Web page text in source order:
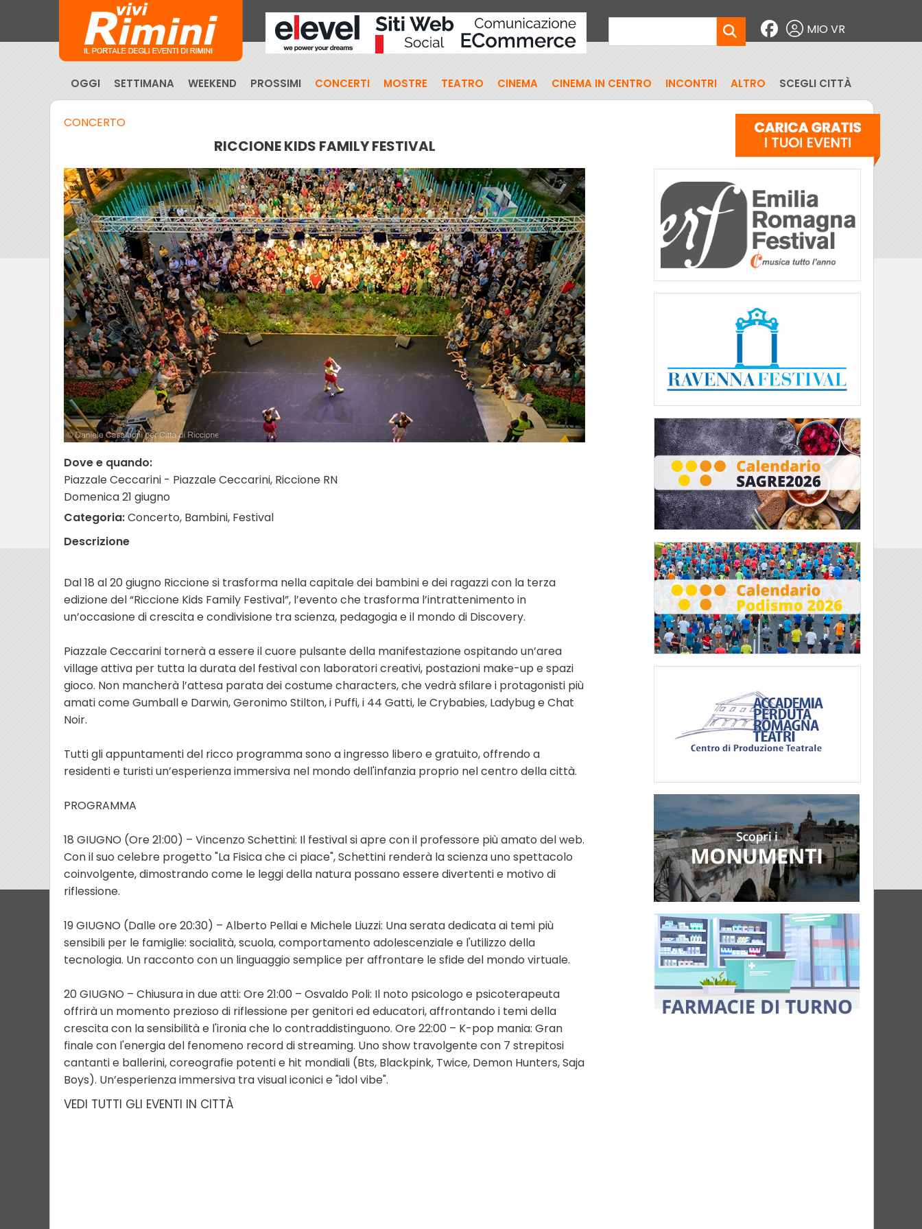
MIO VR
OGGI SETTIMANA WEEKEND PROSSIMI CONCERTI MOSTRE TEATRO CINEMA CINEMA IN CENTRO INCONTRI ALTRO SCEGLI CITTÀ
CONCERTO
RICCIONE KIDS FAMILY FESTIVAL
Dove e quando:
Piazzale Ceccarini - Piazzale Ceccarini, Riccione RN
Domenica 21 giugno
Categoria:Concerto, Bambini, Festival
Descrizione
Dal 18 al 20 giugno Riccione si trasforma nella capitale dei bambini e dei ragazzi con la terza
edizione del “Riccione Kids Family Festival”, l’evento che trasforma l’intrattenimento in
un’occasione di crescita e condivisione tra scienza, pedagogia e il mondo di Discovery.
Piazzale Ceccarini tornerà a essere il cuore pulsante della manifestazione ospitando un’area
village attiva per tutta la durata del festival con laboratori creativi, postazioni make-up e spazi
gioco. Non mancherà l’attesa parata dei costume characters, che vedrà sfilare i protagonisti più
amati come Gumball e Darwin, Geronimo Stilton, i Puffi, i 44 Gatti, le Crybabies, Ladybug e Chat
Noir.
Tutti gli appuntamenti del ricco programma sono a ingresso libero e gratuito, offrendo a
residenti e turisti un’esperienza immersiva nel mondo dell'infanzia proprio nel centro della città.
PROGRAMMA
18 GIUGNO (Ore 21:00) – Vincenzo Schettini: Il festival si apre con il professore più amato del web.
Con il suo celebre progetto "La Fisica che ci piace", Schettini renderà la scienza uno spettacolo
coinvolgente, dimostrando come le leggi della natura possano essere divertenti e motivo di
riflessione.
19 GIUGNO (Dalle ore 20:30) – Alberto Pellai e Michele Liuzzi: Una serata dedicata ai temi più
sensibili per le famiglie: socialità, scuola, comportamento adolescenziale e l'utilizzo della
tecnologia. Un racconto con un linguaggio semplice per affrontare le sfide del mondo virtuale.
20 GIUGNO – Chiusura in due atti: Ore 21:00 – Osvaldo Poli: Il noto psicologo e psicoterapeuta
offrirà un momento prezioso di riflessione per genitori ed educatori, affrontando i temi della
crescita con la sensibilità e l'ironia che lo contraddistinguono. Ore 22:00 – K-pop mania: Gran
finale con l'energia del fenomeno record di streaming. Uno show travolgente con 7 strepitosi
cantanti e ballerini, coreografie potenti e hit mondiali (Bts, Blackpink, Twice, Demon Hunters, Saja
Boys). Un’esperienza immersiva tra visual iconici e "idol vibe".
VEDI TUTTI GLI EVENTI IN CITTÀ